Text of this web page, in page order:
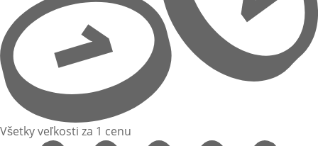
Všetky veľkosti za 1 cenu